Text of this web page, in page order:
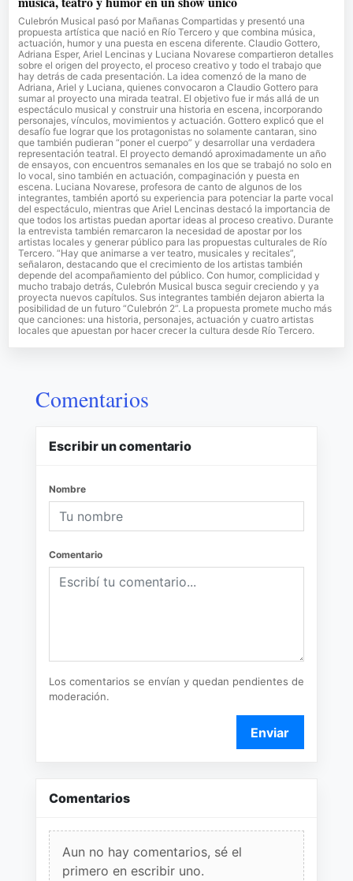
Culebrón Musical pasó por Mañanas Compartidas y presentó una
propuesta artística que nació en Río Tercero y que combina música,
actuación, humor y una puesta en escena diferente. Claudio Gottero,
Adriana Esper, Ariel Lencinas y Luciana Novarese compartieron detalles
sobre el origen del proyecto, el proceso creativo y todo el trabajo que
hay detrás de cada presentación. La idea comenzó de la mano de
Adriana, Ariel y Luciana, quienes convocaron a Claudio Gottero para
sumar al proyecto una mirada teatral. El objetivo fue ir más allá de un
espectáculo musical y construir una historia en escena, incorporando
personajes, vínculos, movimientos y actuación. Gottero explicó que el
desafío fue lograr que los protagonistas no solamente cantaran, sino
que también pudieran “poner el cuerpo” y desarrollar una verdadera
representación teatral. El proyecto demandó aproximadamente un año
de ensayos, con encuentros semanales en los que se trabajó no solo en
lo vocal, sino también en actuación, compaginación y puesta en
escena. Luciana Novarese, profesora de canto de algunos de los
integrantes, también aportó su experiencia para potenciar la parte vocal
del espectáculo, mientras que Ariel Lencinas destacó la importancia de
que todos los artistas puedan aportar ideas al proceso creativo. Durante
la entrevista también remarcaron la necesidad de apostar por los
artistas locales y generar público para las propuestas culturales de Río
Tercero. “Hay que animarse a ver teatro, musicales y recitales”,
señalaron, destacando que el crecimiento de los artistas también
depende del acompañamiento del público. Con humor, complicidad y
mucho trabajo detrás, Culebrón Musical busca seguir creciendo y ya
proyecta nuevos capítulos. Sus integrantes también dejaron abierta la
posibilidad de un futuro “Culebrón 2”. La propuesta promete mucho más
que canciones: una historia, personajes, actuación y cuatro artistas
locales que apuestan por hacer crecer la cultura desde Río Tercero.
Comentarios
Escribir un comentario
Nombre
Comentario
Los comentarios se envían y quedan pendientes de
moderación.
Enviar
Comentarios
Aun no hay comentarios, sé el
primero en escribir uno.